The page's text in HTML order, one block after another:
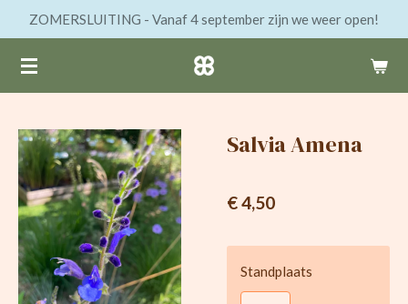
naar
de
ZOMERSLUITING - Vanaf 4 september zijn we weer open!
Salvia Amena
€ 4,50
Standplaats